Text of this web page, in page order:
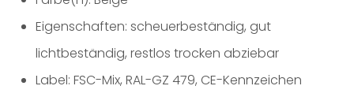
Eigenschaften: scheuerbeständig, gut
lichtbeständig, restlos trocken abziebar
Label: FSC-Mix, RAL-GZ 479, CE-Kennzeichen